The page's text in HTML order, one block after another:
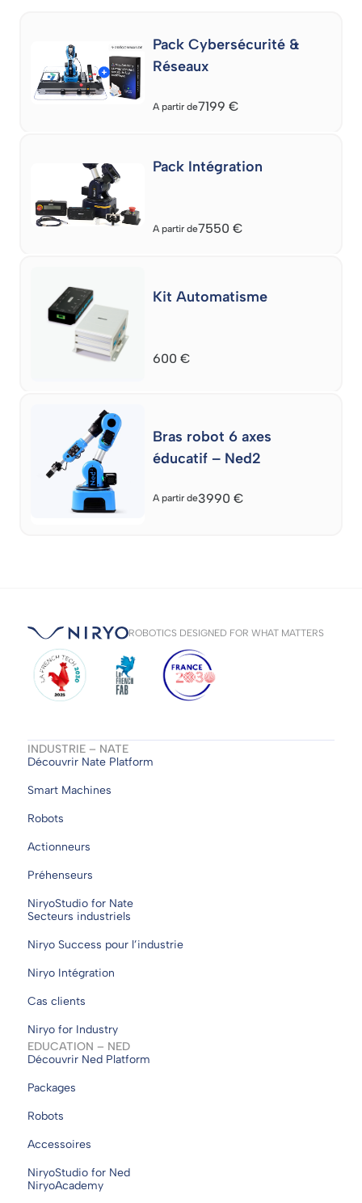
Pack Cybersécurité &
Réseaux
A partir de7199€
Pack Intégration
A partir de7550€
Kit Automatisme
600€
Bras robot 6 axes
éducatif – Ned2
A partir de3990€
ROBOTICS DESIGNED FOR WHAT MATTERS
INDUSTRIE – NATE
Découvrir Nate Platform
Smart Machines
Robots
Actionneurs
Préhenseurs
NiryoStudio for Nate
Secteurs industriels
Niryo Success pour l’industrie
Niryo Intégration
Cas clients
Niryo for Industry
EDUCATION – NED
Découvrir Ned Platform
Packages
Robots
Accessoires
NiryoStudio for Ned
NiryoAcademy